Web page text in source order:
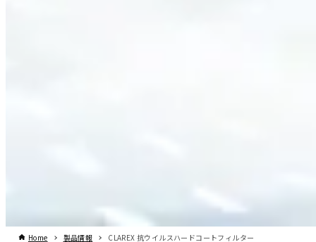
Home 製品情報 CLAREX 抗ウイルスハードコートフィルター